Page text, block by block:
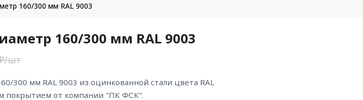
160/300 мм RAL 9003
160/300 мм RAL 9003
шт
покрытием от компании "ПК ФСК".